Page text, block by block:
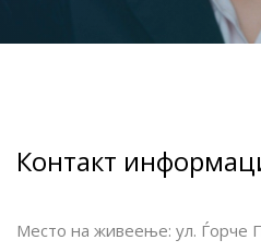
Контакт
Место на живеење: ул. Ѓорче